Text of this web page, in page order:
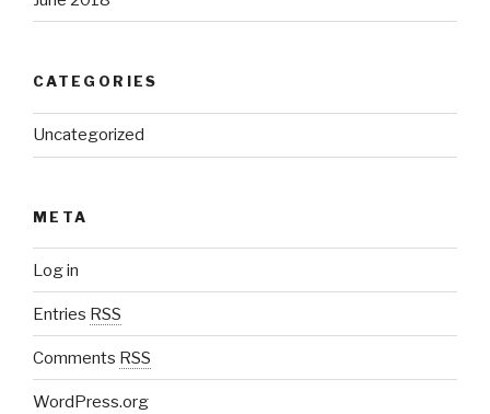
CATEGORIES
Uncategorized
META
Log in
Entries RSS
Comments RSS
WordPress.org